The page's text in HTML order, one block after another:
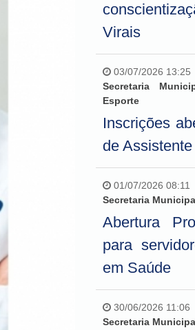
Virais
03/07/2026 13:25
Secretaria
Esporte
Inscrições
de
01/07/2026 08:11
Secretaria
Abertura
para
em Saúde
30/06/2026 11:06
Secretaria